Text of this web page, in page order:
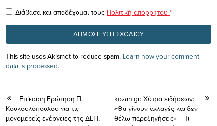
Διάβασα και αποδέχομαι τους Πολιτική απορρήτου *
This site uses Akismet to reduce spam. Learn how your comment
data is processed.
Επίκαιρη Ερώτηση Π.
Κουκουλόπουλου για τις
μονομερείς ενέργειες της ΔΕΗ,
kozan.gr: Χύτρα ειδήσεων:
«Θα γίνουν αλλαγές και δεν
θέλω παρεξηγήσεις» – Τι